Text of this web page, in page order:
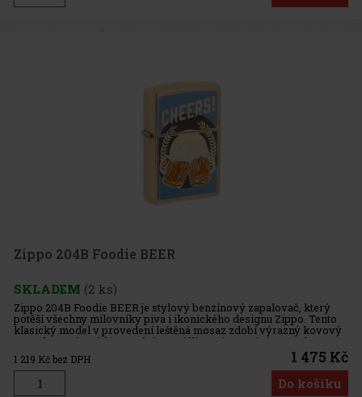
Zippo 204B Foodie BEER
SKLADEM (2 ks)
Zippo 204B Foodie BEER je stylový benzínový zapalovač, který
potěší všechny milovníky piva i ikonického designu Zippo. Tento
klasický model v provedení leštěná mosaz zdobí výrazný kovový
a smaltovaný emblém se dvěma půllitry piva a nápisem „Cheers!“,
1 219 Kč bez DPH 1 475 Kč
Do košíku